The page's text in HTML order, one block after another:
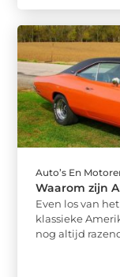
Auto’s En
Waarom zijn
Even los van
klassieke
nog altijd